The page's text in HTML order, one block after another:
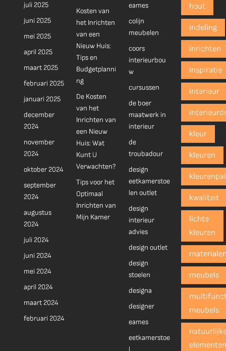
juli 2025
juni 2025
mei 2025
april 2025
maart 2025
februari 2025
januari 2025
december
2024
november
2024
oktober 2024
september
2024
augustus
2024
juli 2024
juni 2024
mei 2024
april 2024
maart 2024
februari 2024
Kosten van
het Inrichten
van een
Nieuw Huis:
Tips en
Budgetplanni
ng
De Kosten
van het
Inrichten van
een Nieuw
Huis: Wat
Kunt U
Verwachten?
Tips voor het
Optimaal
Inrichten van
Mijn Kamer
eames
colijn
meubelen
coors
interieurbou
w
cursussen
de boer
maatwerk in
interieur
de
troubadour
design
eetkamerstoe
len outlet
design
interieur
advies
design outlet
design
stoelen
designa
designer
eames
eetkamerstoe
l
hout
indeling
inrichten
inspiratie
interieur
kleur
kleuren
kwaliteit
lichte
kleuren
meubels
meubels